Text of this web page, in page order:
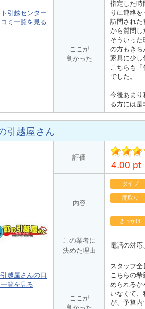
引越センター
ミ一覧を見る
ここが
良かった
指定した時
りに連絡
訪問された
から質問し
そういっ
の方もきち
家具に少し
こちらも
でした。
今後あまり
る方には是
引越屋さん
越屋さんの口
覧を見る
評価
イント
4.00 pt
内容
タイプ
間取り
きっかけ
この業者に
決めた理由
電話の対
ここが
スタッフ全
こちらの
められるか
いなくて
が、予算内